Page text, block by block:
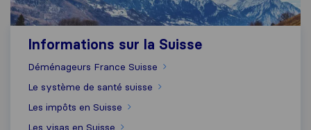
Informations sur la Suisse
Déménageurs France Suisse
Le système de santé suisse
Les impôts en Suisse